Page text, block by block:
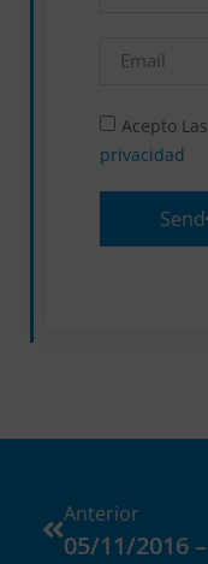
Acepto Las
privacidad
Send
Anterior